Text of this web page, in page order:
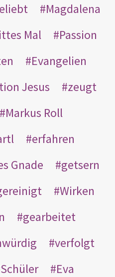
Magdalena
Mal
Passion
Evangelien
Jesus
zeugt
Markus Roll
erfahren
Gnade
getsern
Wirken
gearbeitet
verfolgt
Schüler
Eva